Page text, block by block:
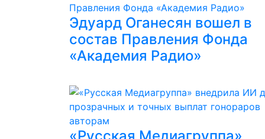
Эдуард Оганесян вошел в
состав Правления Фонда
«Академия Радио»